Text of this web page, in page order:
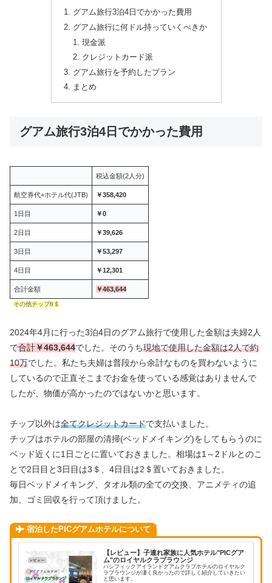
グアム旅行3泊4日でかかった費用
グアム旅行に何ドル持っていくべきか
現金派
クレジットカード派
グアム旅行を予約したプラン
まとめ
グアム旅行3泊4日でかかった費用
税込金額(2人分)
航空券代+ホテル代(JTB) ￥358,420
1日目 ￥0
2日目 ￥39,626
3日目 ￥53,297
4日目 ￥12,301
合計金額 ￥463,644
その他チップ8＄
2024年4月に行った3泊4日のグアム旅行で使用した金額は夫婦2人
で合計￥463,644でした。そのうち現地で使用した金額は2人で約
10万でした。私たち夫婦は普段から余計なものを買わないように
しているので正直そこまでお金を使っている感覚はありませんで
したが、物価が高かったのではないかと思います。
チップ以外は全てクレジットカードで支払いました。
チップはホテルの部屋の清掃(ベッドメイキング)をしてもらうのに
ベッド近くに1日ごとに置いておきました。相場は1～2ドルとのこ
とで2日目と3日目は3＄、4日目は2＄置いておきました。
毎日ベッドメイキング、タオル類の全ての交換、アニメティの追
加、ゴミ回収を行って頂けました。
宿泊したPICグアムホテルについて
【レビュー】子連れ家族に人気ホテル"PICグア
ム"のロイヤルクラブラウンジ
パシフィックアイランドグアムクラブホテルのロイヤルク
ラブラウンジが凄く良かったので詳しく紹介していきたい
と思います。